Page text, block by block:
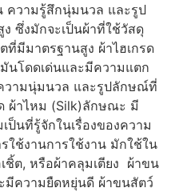
วามรู้สึกนุ่มนวล และรูป
ซึ่งมักจะเป็นผ้าที่ใช้วัสดุ
ที่มีมาตรฐานสูง ผ้าไฮเกรด
นโดดเด่นและมีความแตก
วามนุ่มนวล และรูปลักษณ์ที่
ผ้าไหม (Silk)ลักษณะ มี
ป็นที่รู้จักในเรื่องของความ
ช้งานการใช้งาน มักใช้ใน
ชิ้ต, หรือผ้าคลุมเตียง ผ้าขน
ความยืดหยุ่นดี ผ้าขนสัตว์